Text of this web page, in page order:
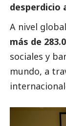
desperdicio
A nivel
más de
sociales y
mundo, a